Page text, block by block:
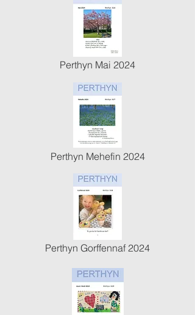
Perthyn Mai 2024
Perthyn Mehefin 2024
Perthyn Gorffennaf 2024